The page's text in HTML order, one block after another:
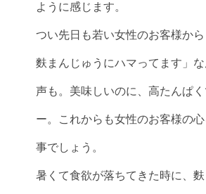
ように感じます。
つい先日も若い女性のお客様から
麩まんじゅうにハマってます」
声も。美味しいのに、高たんぱく
ー。これからも女性のお客様の心
事でしょう。
暑くて食欲が落ちてきた時に、